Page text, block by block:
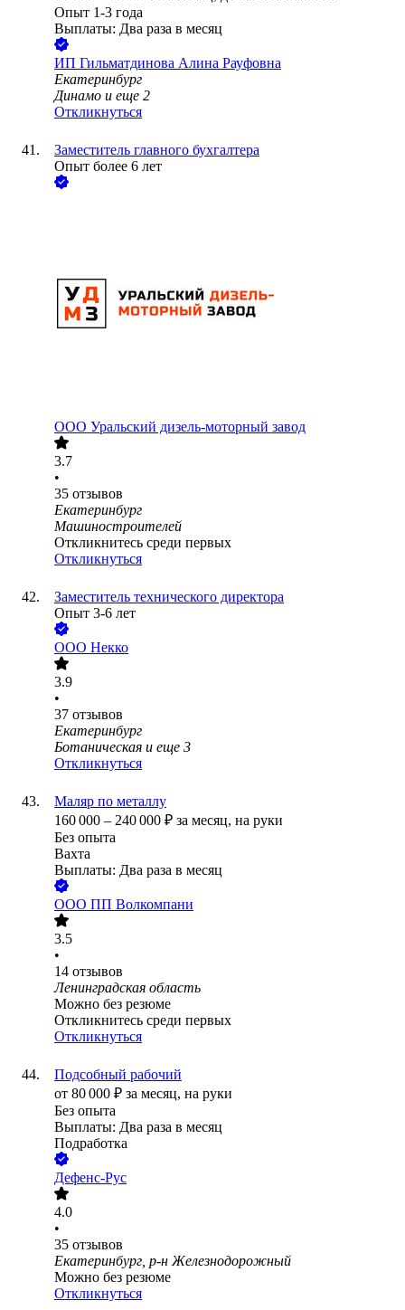
Опыт 1-3 года
Выплаты: Два раза в месяц
ИП Гильматдинова Алина Рауфовна
Екатеринбург
Динамо и еще 2
Откликнуться
Заместитель главного бухгалтера
Опыт более 6 лет
ООО Уральский дизель-моторный завод
3.7
•
35 отзывов
Екатеринбург
Машиностроителей
Откликнитесь среди первых
Откликнуться
Заместитель технического директора
Опыт 3-6 лет
ООО Некко
3.9
•
37 отзывов
Екатеринбург
Ботаническая и еще 3
Откликнуться
Маляр по металлу
160 000 – 240 000 ₽ за месяц, на руки
Без опыта
Вахта
Выплаты: Два раза в месяц
ООО ПП Волкомпани
3.5
•
14 отзывов
Ленинградская область
Можно без резюме
Откликнитесь среди первых
Откликнуться
Подсобный рабочий
от 80 000 ₽ за месяц, на руки
Без опыта
Выплаты: Два раза в месяц
Подработка
Дефенс-Рус
4.0
•
35 отзывов
Екатеринбург, р-н Железнодорожный
Можно без резюме
Откликнуться